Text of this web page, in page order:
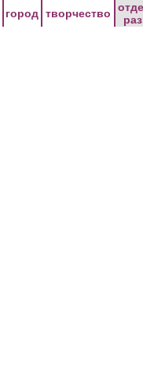
город творчество